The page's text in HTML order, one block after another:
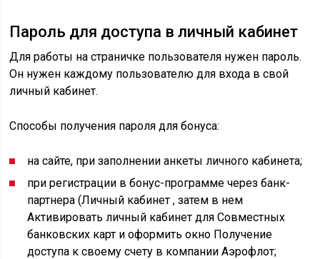
Пароль для доступа в личный кабинет
Для работы на страничке пользователя нужен пароль.
Он нужен каждому пользователю для входа в свой
личный кабинет.
Способы получения пароля для бонуса:
на сайте, при заполнении анкеты личного кабинета;
при регистрации в бонус-программе через банк-
партнера (Личный кабинет , затем в нем
Активировать личный кабинет для Совместных
банковских карт и оформить окно Получение
доступа к своему счету в компании Аэрофлот;